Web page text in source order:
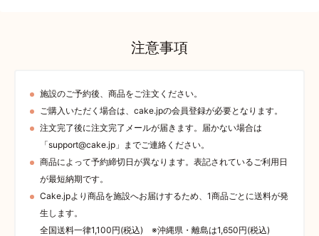
注意事項
施設のご予約後、商品をご注文ください。
ご購入いただく場合は、cake.jpの会員登録が必要となります。
注文完了後に注文完了メールが届きます。届かない場合は
「support@cake.jp」までご連絡ください。
商品によって予約締切日が異なります。表記されているご利用日
が最短納期です。
Cake.jpより商品を施設へお届けするため、1商品ごとに送料が発
生します。
全国送料一律1,100円(税込) ※沖縄県・離島は1,650円(税込)